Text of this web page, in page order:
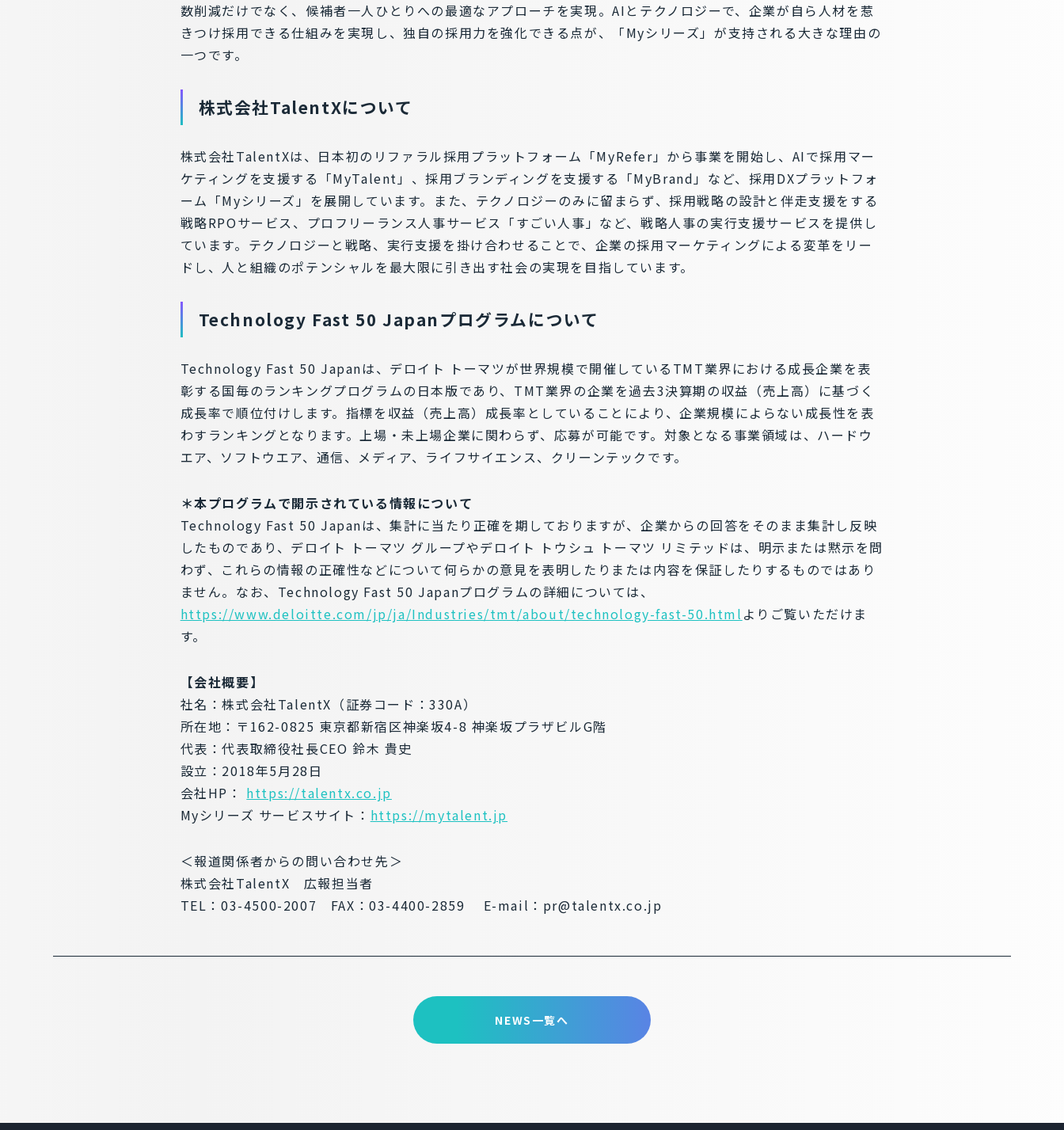
数削減だけでなく、候補者一人ひとりへの最適なアプローチを実現。AIとテクノロジーで、企業が自ら人材を惹
きつけ採用できる仕組みを実現し、独自の採用力を強化できる点が、「Myシリーズ」が支持される大きな理由の
一つです。
株式会社TalentXについて
株式会社TalentXは、日本初のリファラル採用プラットフォーム「MyRefer」から事業を開始し、AIで採用マー
ケティングを支援する「MyTalent」、採用ブランディングを支援する「MyBrand」など、採用DXプラットフォ
ーム「Myシリーズ」を展開しています。また、テクノロジーのみに留まらず、採用戦略の設計と伴走支援をする
戦略RPOサービス、プロフリーランス人事サービス「すごい人事」など、戦略人事の実行支援サービスを提供し
ています。テクノロジーと戦略、実行支援を掛け合わせることで、企業の採用マーケティングによる変革をリー
ドし、人と組織のポテンシャルを最大限に引き出す社会の実現を目指しています。
Technology Fast 50 Japanプログラムについて
Technology Fast 50 Japanは、デロイト トーマツが世界規模で開催しているTMT業界における成長企業を表
彰する国毎のランキングプログラムの日本版であり、TMT業界の企業を過去3決算期の収益（売上高）に基づく
成長率で順位付けします。指標を収益（売上高）成長率としていることにより、企業規模によらない成長性を表
わすランキングとなります。上場・未上場企業に関わらず、応募が可能です。対象となる事業領域は、ハードウ
エア、ソフトウエア、通信、メディア、ライフサイエンス、クリーンテックです。
＊本プログラムで開示されている情報について
Technology Fast 50 Japanは、集計に当たり正確を期しておりますが、企業からの回答をそのまま集計し反映
したものであり、デロイト トーマツ グループやデロイト トウシュ トーマツ リミテッドは、明示または黙示を問
わず、これらの情報の正確性などについて何らかの意見を表明したりまたは内容を保証したりするものではあり
ません。なお、Technology Fast 50 Japanプログラムの詳細については、
https://www.deloitte.com/jp/ja/Industries/tmt/about/technology-fast-50.html よりご覧いただけま
す。
【会社概要】
社名：株式会社TalentX（証券コード：330A）
所在地：〒162-0825 東京都新宿区神楽坂4-8 神楽坂プラザビルG階
代表：代表取締役社長CEO 鈴木 貴史
設立：2018年5月28日
会社HP： https://talentx.co.jp
Myシリーズ サービスサイト： https://mytalent.jp
＜報道関係者からの問い合わせ先＞
株式会社TalentX 広報担当者
TEL：03-4500-2007 FAX：03-4400-2859 E-mail：pr@talentx.co.jp
NEWS一覧へ